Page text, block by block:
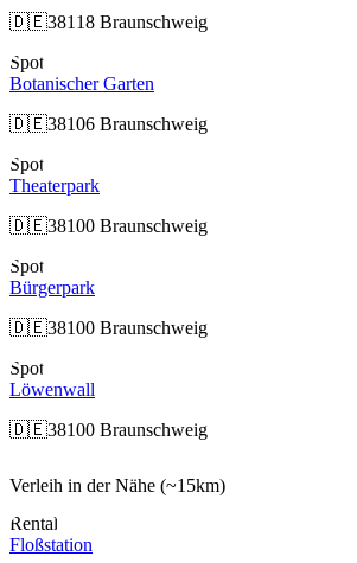
🇩🇪38118 Braunschweig
Spot
Botanischer Garten
🇩🇪38106 Braunschweig
Spot
Theaterpark
🇩🇪38100 Braunschweig
Spot
Bürgerpark
🇩🇪38100 Braunschweig
Spot
Löwenwall
🇩🇪38100 Braunschweig
Verleih in der Nähe (~15km)
Rental
Floßstation